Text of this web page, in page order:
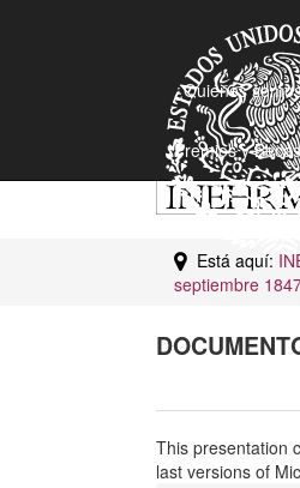
¿Quiénes
Premios y Becas
Está aquí:
septiembre
This presentation
last versions of